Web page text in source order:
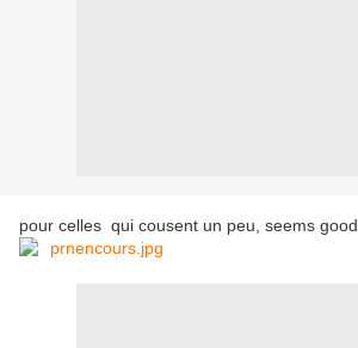
pour celles qui cousent un peu, seems good